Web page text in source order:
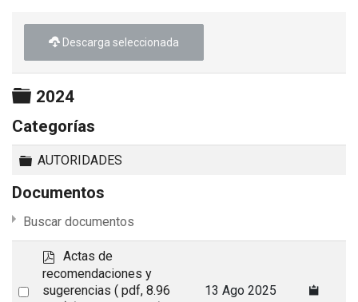
Descarga seleccionada
Carpeta
2024
Categorías
Carpeta
AUTORIDADES
Documentos
Buscar documentos
Select
p
d
f
Actas de
recomendaciones y
sugerencias ( pdf, 8.96
13 Ago 2025